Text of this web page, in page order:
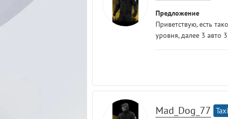
Предложение
Приветствую, есть
уровня, далее 3 авто
Mad_Dog_77